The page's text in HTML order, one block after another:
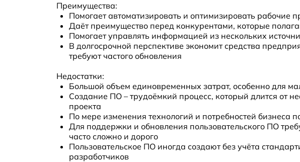
Преимущества:
Помогает автоматизировать и оптимизировать рабочие
Даёт преимущество перед конкурентами, которые
Помогает управлять информацией из нескольких
В долгосрочной перспективе экономит средства
требуют частого обновления
Недостатки:
Большой объем единовременных затрат, особенно для
Создание ПО – трудоёмкий процесс, который длится от
проекта
По мере изменения технологий и потребностей бизнеса
Для поддержки и обновления пользовательского ПО
часто сложно и дорого
Пользовательское ПО иногда создают без учёта
разработчиков